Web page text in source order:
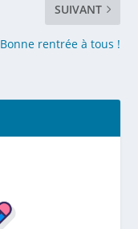
SUIVANT
Bonne rentrée à tous !